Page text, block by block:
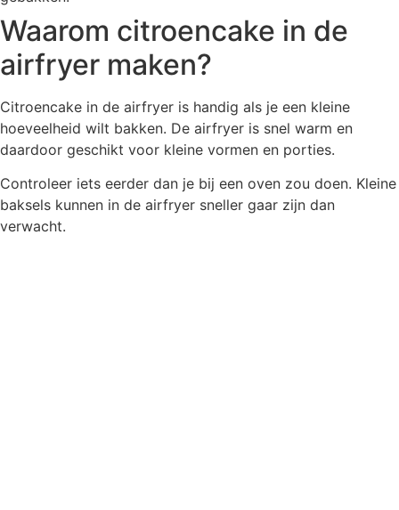
Waarom citroencake in de
airfryer maken?
Citroencake in de airfryer is handig als je een kleine
hoeveelheid wilt bakken. De airfryer is snel warm en
daardoor geschikt voor kleine vormen en porties.
Controleer iets eerder dan je bij een oven zou doen. Kleine
baksels kunnen in de airfryer sneller gaar zijn dan
verwacht.